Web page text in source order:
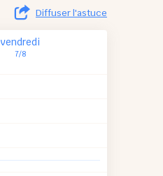
Diffuser l'astuce
vendredi
7/8